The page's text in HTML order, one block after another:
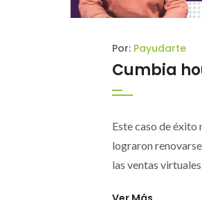
Por: Payudarte
Cumbia
Este caso de éxito
lograron
las ventas virtuales